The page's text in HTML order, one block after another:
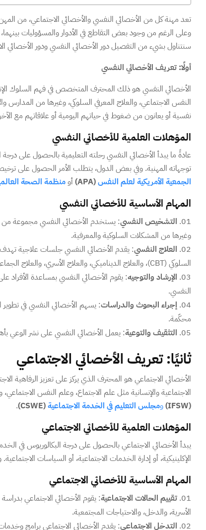
تعد مهنة كل من الأخصائي النفسي والأخصائي الاجتماعي، من المهن
وعلى الرغم من وجود بعض التقاطع في الأدوار والمسؤوليات
سنتناول بشيء من التفصيل دور الأخصائي النفسي ودور الأخصائي
أولًا: تعريف الأخصائي النفسي
الأخصائي النفسي هو ذلك المحترف المتخصص في فهم السلوك
النفس الاجتماعي، والعلاج المعرفي السلوكي، وغيرها من
نفسية أو يعانون من ضغوط في حياتهم اليومية أو علاقاتهم مع
المؤهلات العلمية للأخصائي النفسي
عادةً ما يبدأ الأخصائي النفسي رحلته التعليمية بالحصول على
توجهاته المهنية. وفي بعض الدول، يتطلب الأمر الحصول على
الجمعية الأمريكية لعلم النفس(APA) أومنظمة الصحة
المهام الأساسية للأخصائي النفسي
التشخيص النفسي: يستخدم الأخصائي النفسي مجموعة من
وغيرها من المشكلات السلوكية والمعرفية.
العلاج النفسي: يقدم الأخصائي النفسي جلسات علاجية تهدف
السلوكي (CBT)، والعلاج الديناميكي، والعلاج الأسري، والعلاج الجماعي.
الإرشاد والتوجيه: يقوم الأخصائي النفسي بمساعدة الأفراد
النفسي.
إجراء البحوث والدراسات: يسهم الأخصائي النفسي في
محكّمة.
التثقيف والتوعية: يعمل الأخصائي النفسي على نشر الوعي
ثانيًا: تعريف الأخصائي الاجتماعي
الأخصائي الاجتماعي هو المحترف الذي يركز على تعزيز الرفاهية
الاجتماعية والإنسانية مثل علم الاجتماع، وعلم النفس
(IFSW)
ومجلس التعليم في الخدمة الاجتماعية(CSWE)
.
المؤهلات العلمية للأخصائي الاجتماعي
يبدأ الأخصائي الاجتماعي بالحصول على درجة البكالوريوس في
الإكلينيكية، أو إدارة الخدمات الاجتماعية، أو السياسات
المهام الأساسية للأخصائي الاجتماعي
تقييم الحالات الاجتماعية: يقوم الأخصائي الاجتماعي
الأسرية، والدخل، والاحتياجات المجتمعية.
التدخل الاجتماعي: يقدم الأخصائي الاجتماعي برامج